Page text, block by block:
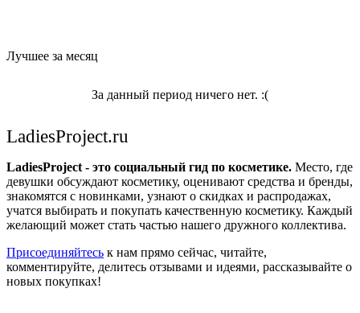
Лучшее за месяц
За данный период ничего нет. :(
LadiesProject.ru
LadiesProject - это социальный гид по косметике. Место, где
девушки обсуждают косметику, оценивают средства и бренды,
знакомятся с новинками, узнают о скидках и распродажах,
учатся выбирать и покупать качественную косметику. Каждый
желающий может стать частью нашего дружного коллектива.
Присоединяйтесь к нам прямо сейчас, читайте,
комментируйте, делитесь отзывами и идеями, рассказывайте о
новых покупках!